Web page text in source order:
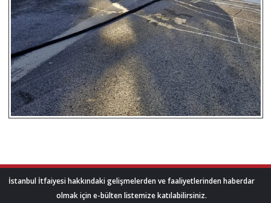
İstanbul İtfaiyesi hakkındaki gelişmelerden ve faaliyetlerinden haberdar
olmak için e-bülten listemize katılabilirsiniz.